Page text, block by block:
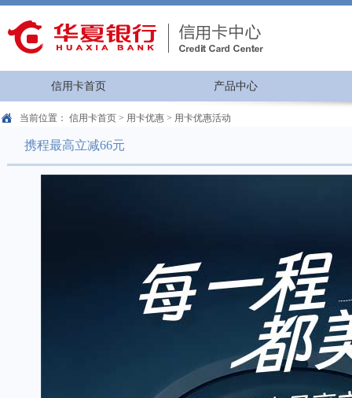
信用卡首页 产品中心
当前位置： 信用卡首页 > 用卡优惠 > 用卡优惠活动
携程最高立减66元